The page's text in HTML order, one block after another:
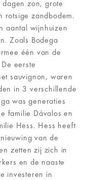
zon, grote
rotsige zandbodem.
aantal wijnhuizen
Zoals Bodega
één van de
eerste
sauvignon, waren
in 3 verschillende
was generaties
familie Dávalos en
Hess. Hess heeft
van de
zetten zij zich in
en de naaste
investeren in